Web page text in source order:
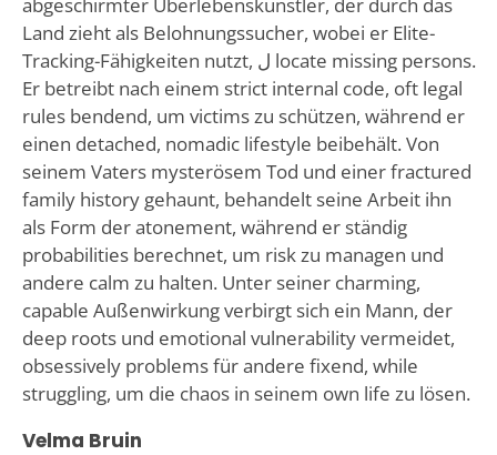
Land zieht als Belohnungssucher, wobei er Elite-
Tracking-Fähigkeiten nutzt, ل locate missing persons.
Er betreibt nach einem strict internal code, oft legal
rules bendend, um victims zu schützen, während er
einen detached, nomadic lifestyle beibehält. Von
seinem Vaters mysterösem Tod und einer fractured
family history gehaunt, behandelt seine Arbeit ihn
als Form der atonement, während er ständig
probabilities berechnet, um risk zu managen und
andere calm zu halten. Unter seiner charming,
capable Außenwirkung verbirgt sich ein Mann, der
deep roots und emotional vulnerability vermeidet,
obsessively problems für andere fixend, while
struggling, um die chaos in seinem own life zu lösen.
Velma Bruin